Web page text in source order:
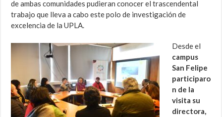
de ambas comunidades pudieran conocer el trascendental
trabajo que lleva a cabo este polo de investigación de
excelencia de la UPLA.
Desde el
campus
San Felipe
participaro
n de la
visita su
directora,